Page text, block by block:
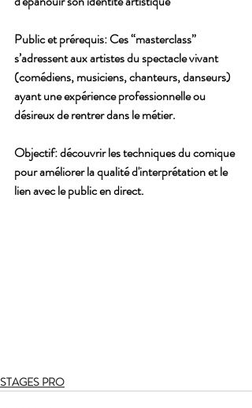
Public et prérequis: Ces “masterclass”
s’adressent aux artistes du spectacle vivant
(comédiens, musiciens, chanteurs, danseurs)
ayant une expérience professionnelle ou
désireux de rentrer dans le métier.
Objectif: découvrir les techniques du comique
pour améliorer la qualité d'interprétation et le
lien avec le public en direct.
STAGES PRO